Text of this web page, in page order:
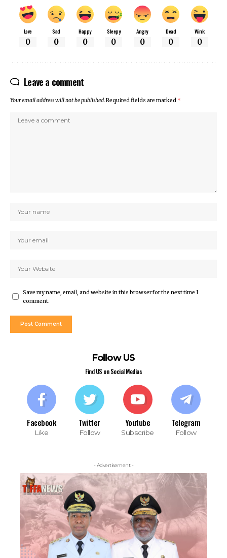
Love
0
Sad
0
Happy
0
Sleepy
0
Angry
0
Dead
0
Wink
0
Leave a comment
Your email address will not be published.Required fields are marked *
Save my name, email, and website in this browser for the next time I
comment.
Follow US
Find US on Social Medias
Facebook
Like
Twitter
Follow
Youtube
Subscribe
Telegram
Follow
- Advertisement -